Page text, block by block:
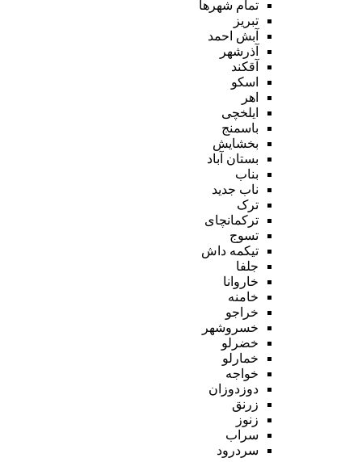
تمام شهر‌ها
تبریز
آبش احمد
آذرشهر
آقکند
اسکو
اهر
ایلخچی
باسمنج
بخشایش
بستان آباد
بناب
ناب جدید
ترک
ترکمانچای
تسوج
تیکمه داش
جلفا
خاروانا
خامنه
خراجو
خسروشهر
خضرلو
خمارلو
خواجه
دوزدوزان
زرنق
زنوز
سراب
سردرود